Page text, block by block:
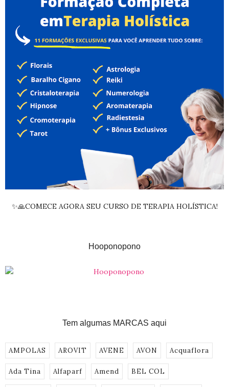
✨🙏COMECE AGORA SEU CURSO DE TERAPIA HOLÍSTICA!
Hooponopono
Tem algumas MARCAS aqui
AMPOLAS AROVIT AVENE AVON Acquaflora
Ada Tina Alfaparf Amend BEL COL